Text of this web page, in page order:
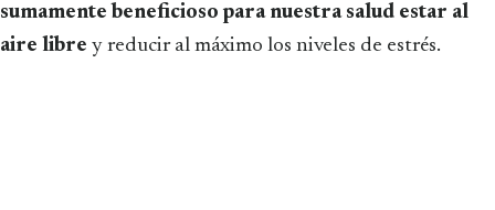
sumamente beneficioso para nuestra salud estar al
aire libre y reducir al máximo los niveles de estrés.